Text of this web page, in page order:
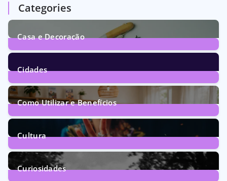
Categories
Casa e Decoração
1Post
Cidades
72Posts
Como Utilizar e Benefícios
160Posts
Cultura
246Posts
Curiosidades